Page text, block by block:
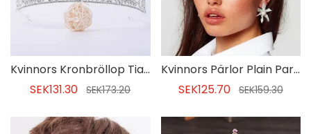
Kvinnors Kronbröllop Tiara För Brud
SEK131.30
SEK173.20
Kvinnors Pärlor Plain Party Hair Accessories
SEK125.70 SEK159.30